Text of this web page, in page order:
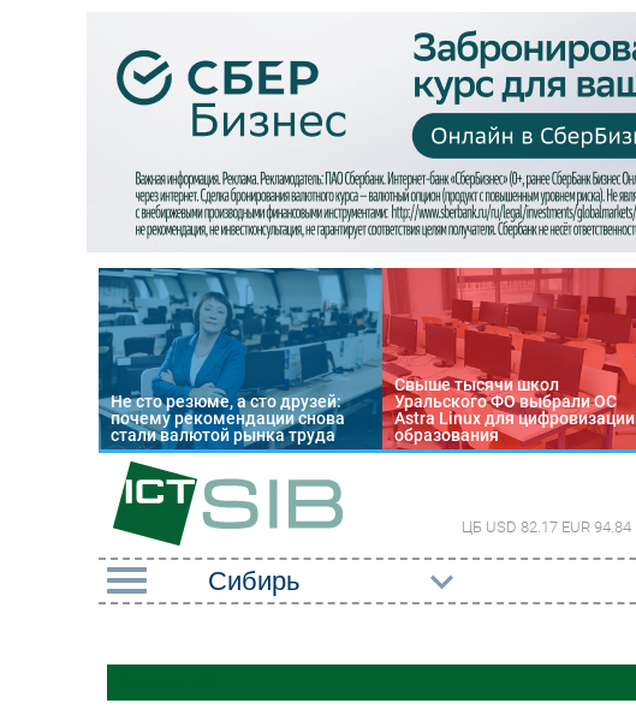
Не сто резюме, а сто друзей:
почему рекомендации снова
стали валютой рынка труда
Свыше тысячи школ
Уральского ФО выбрали ОС
Astra Linux для цифровизации
образования
ЦБ USD 82.17 EUR 94.84
Импорто­замещение
Маркетинг